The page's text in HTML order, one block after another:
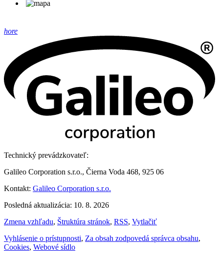
hore
Technický prevádzkovateľ:
Galileo Corporation s.r.o., Čierna Voda 468, 925 06
Kontakt: Galileo Corporation s.r.o.
Posledná aktualizácia: 10. 8. 2026
Zmena vzhľadu, Štruktúra stránok, RSS, Vytlačiť
Vyhlásenie o prístupnosti, Za obsah zodpovedá správca obsahu,
Cookies, Webové sídlo